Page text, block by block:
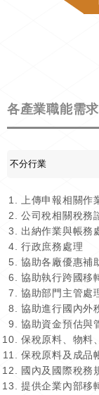
各產業職能需求
上傳申報相關作
公司稅相關稅務
出納作業與帳務
行政庶務處理
協助各廠優惠補
協助執行跨國移
協助部門主管處
協助進行國內外
協助資金預估與
保稅原料、物料
保稅原料及成品
國內及國際稅務
提供企業內部移